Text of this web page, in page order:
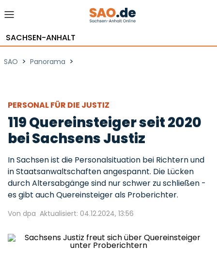
SACHSEN-ANHALT
SAO > Panorama >
PERSONAL FÜR DIE JUSTIZ
119 Quereinsteiger seit 2020
bei Sachsens Justiz
In Sachsen ist die Personalsituation bei Richtern und
in Staatsanwaltschaften angespannt. Die Lücken
durch Altersabgänge sind nur schwer zu schließen -
es gibt auch Quereinsteiger als Proberichter.
Von dpa Aktualisiert: 04.12.2024, 13:56